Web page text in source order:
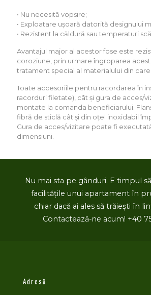
• Nu necesită vopsire;
• Exploatare ușoară datorită designului
• Rezistent la căldură sau temperaturi
Avantajul major al acestor fose este
coroziune, prin urmare îngroparea
tratament special al materialului din
Toate accesoriile pentru racordarea în
racorduri filetate), cât și gura de acces/
montate la comanda beneficiarului.
fibră de sticlă cât și din oțel inoxidabil
Gura de acces/vizitare poate fi
dimensiuni.
Nu mai sta pe gânduri. E timpul
facilitățile unui apartament în
chiar dacă ai ales să trăiești în
Contactează-ne acum! +40
Adresă